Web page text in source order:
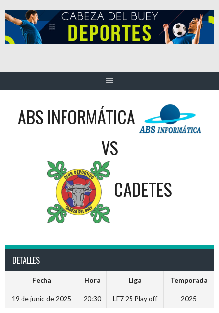
al
contenido
ABS INFORMÁTICA
VS
CADETES
DETALLES
Fecha Hora Liga Temporada
19 de junio de 2025 20:30 LF7 25 Play off 2025